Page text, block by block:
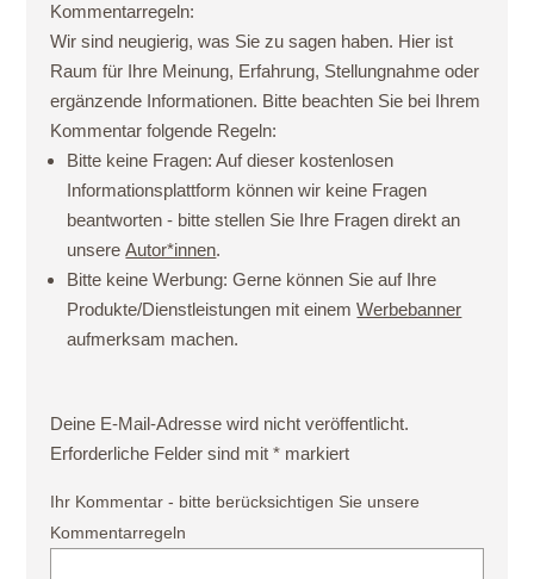
Kommentarregeln:
Wir sind neugierig, was Sie zu sagen haben. Hier ist
Raum für Ihre Meinung, Erfahrung, Stellungnahme oder
ergänzende Informationen. Bitte beachten Sie bei Ihrem
Kommentar folgende Regeln:
Bitte keine Fragen: Auf dieser kostenlosen
Informationsplattform können wir keine Fragen
beantworten - bitte stellen Sie Ihre Fragen direkt an
unsereAutor*innen.
Bitte keine Werbung: Gerne können Sie auf Ihre
Produkte/Dienstleistungen mit einemWerbebanner
aufmerksam machen.
Deine E-Mail-Adresse wird nicht veröffentlicht.
Erforderliche Felder sind mit* markiert
Ihr Kommentar - bitte berücksichtigen Sie unsere
Kommentarregeln